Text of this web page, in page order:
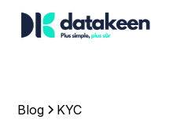
Blog KYC